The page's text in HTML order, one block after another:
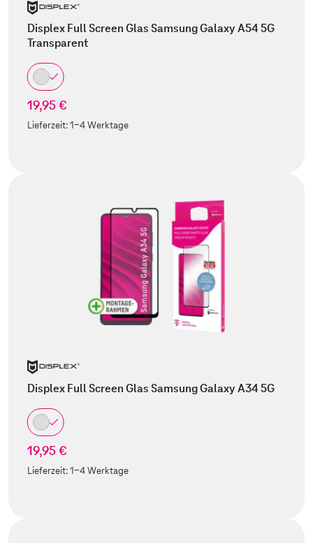
Displex Full Screen Glas Samsung Galaxy A54 5G
Transparent
19,95 €
Lieferzeit:1-4 Werktage
Displex Full Screen Glas Samsung Galaxy A34 5G
19,95 €
Lieferzeit:1-4 Werktage